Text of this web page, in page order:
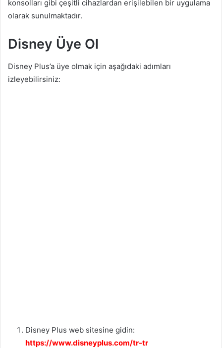
konsolları gibi çeşitli cihazlardan erişilebilen bir uygulama
olarak sunulmaktadır.
Disney Üye Ol
Disney Plus’a üye olmak için aşağıdaki adımları
izleyebilirsiniz:
Disney Plus web sitesine gidin:
https://www.disneyplus.com/tr-tr